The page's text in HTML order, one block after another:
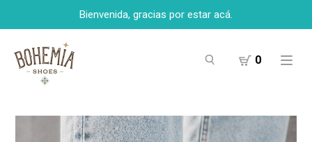
Bienvenida, gracias por estar acá.
0